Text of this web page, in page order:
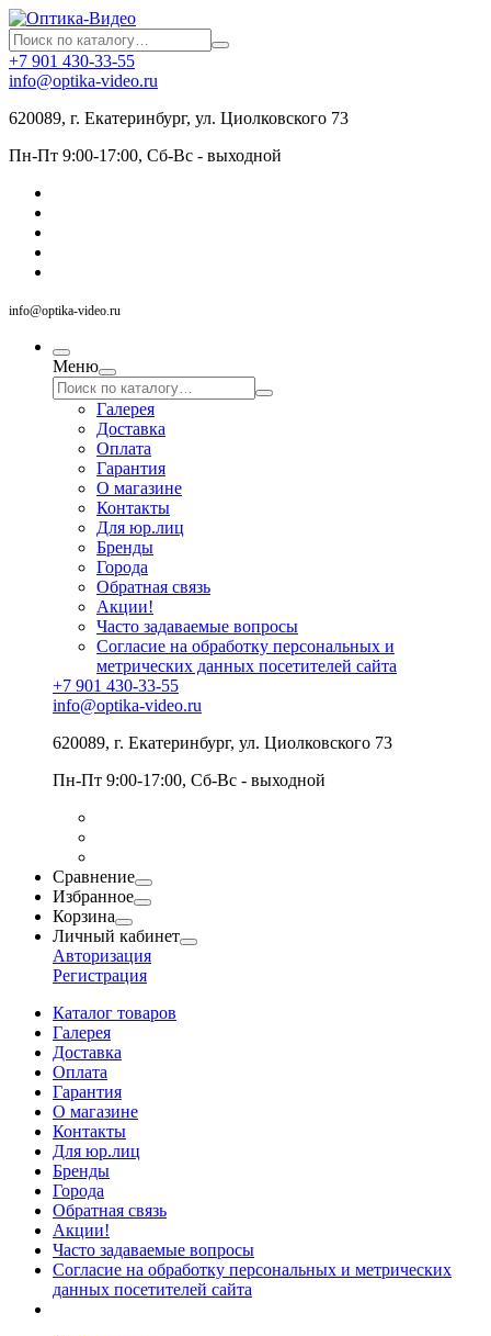
+7 901 430-33-55
info@optika-video.ru
620089, г. Екатеринбург, ул. Циолковского 73
Пн-Пт 9:00-17:00, Сб-Вс - выходной
info@optika-video.ru
Меню
Галерея
Доставка
Оплата
Гарантия
О магазине
Контакты
Для юр.лиц
Бренды
Города
Обратная связь
Акции!
Часто задаваемые вопросы
Согласие на обработку персональных и
метрических данных посетителей сайта
+7 901 430-33-55
info@optika-video.ru
620089, г. Екатеринбург, ул. Циолковского 73
Пн-Пт 9:00-17:00, Сб-Вс - выходной
Сравнение
Избранное
Корзина
Личный кабинет
Авторизация
Регистрация
Каталог товаров
Галерея
Доставка
Оплата
Гарантия
О магазине
Контакты
Для юр.лиц
Бренды
Города
Обратная связь
Акции!
Часто задаваемые вопросы
Согласие на обработку персональных и метрических
данных посетителей сайта